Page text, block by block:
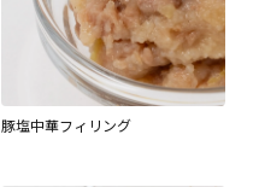
豚塩中華フィリング